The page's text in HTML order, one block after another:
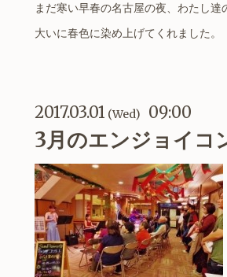
まだ寒い早春の名古屋の夜、わたし達
大いに春色に染め上げてくれました。
2017.03.01 (Wed) 09:00
3月のエンジョイコ